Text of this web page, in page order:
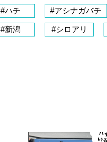
#ハチ #アシナガバチ
#新潟 #シロアリ